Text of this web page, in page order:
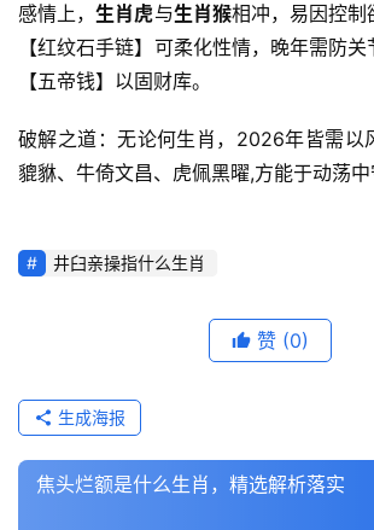
感情上，生肖虎与生肖猴相冲，易因控
【红纹石手链】可柔化性情，晚年需防
【五帝钱】以固财库。
破解之道：无论何生肖，2026年皆需以
貔貅、牛倚文昌、虎佩黑曜,方能于动荡中
井臼亲操指什么生肖
赞 (0)
生成海报
焦头烂额是什么生肖，精选解析落实